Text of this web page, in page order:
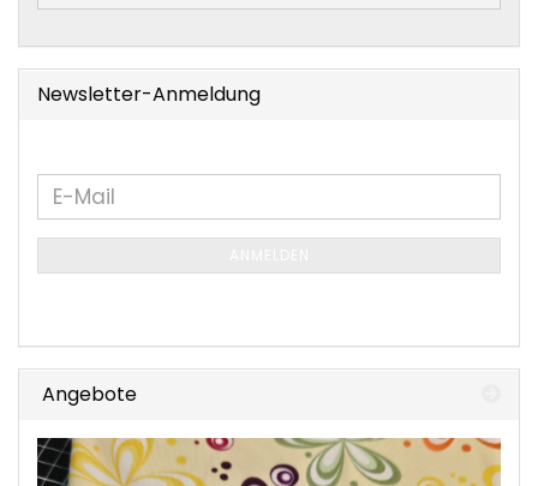
Newsletter-Anmeldung
WEITER
ZUR
NEWSLETTER-
ANMELDUNG
E-
Mail
Angebote